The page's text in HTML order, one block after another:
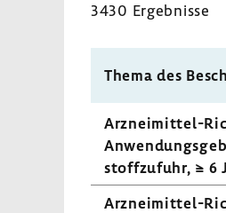
3430 Ergeb­nisse
Thema des
Arzneimittel-​
stoff­zu­fuhr, ≥ 6
Arzneimittel-​​​​